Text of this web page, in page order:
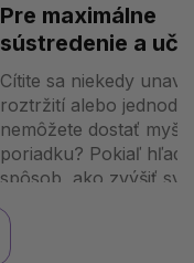
Pre maximálne
sústredenie a
zvoľte Natios
Focus!
Cítite sa niekedy
roztržití alebo
nemôžete dostať
poriadku? Pokiaľ
spôsob, ako zvýšiť
podporiť duševnú
máme pre vás